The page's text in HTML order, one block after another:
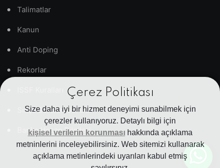
Çerez Politikası
Size daha iyi bir hizmet deneyimi sunabilmek için
çerezler kullanıyoruz. Detaylı bilgi için
kişisel verilerin korunmasıhakkında açıklama
metninlerini inceleyebilirsiniz. Web sitemizi kullanarak
açıklama metinlerindeki uyarıları kabul etmiş
Talimatlar
Kanun
Anti Doping
Rekorlar
Sıkça Sorulan Sorular
Banka Hesap Bilgileri